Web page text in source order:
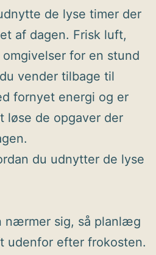
de lyse timer der
af dagen. Frisk luft,
for en stund
vender tilbage til
fornyet energi og er
løse de opgaver der
du udnytter de lyse
nærmer sig, så planlæg
udenfor efter frokosten.